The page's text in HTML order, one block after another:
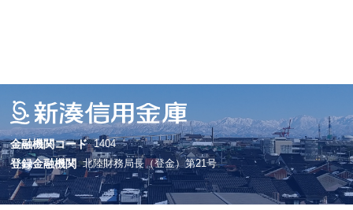
金融機関コード 1404
登録金融機関 北陸財務局長（登金）第21号